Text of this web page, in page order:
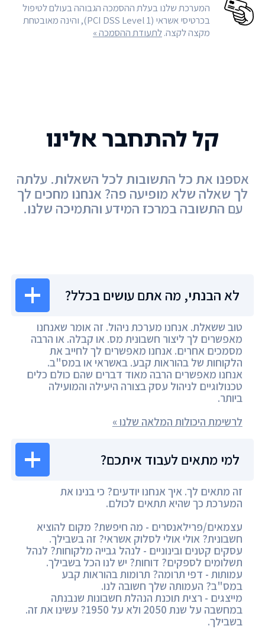
המערכת שלנו בעלת ההסמכה הגבוהה בעולם לטיפול
בכרטיסי אשראי (PCI DSS Level 1), והינה מאובטחת
מקצה לקצה.לתעודת ההסמכה »
לא הבנתי, מה אתם עושים בכלל?
טוב ששאלת. אנחנו מערכת ניהול. זה אומר שאנחנו
מאפשרים לך ליצור חשבונית מס. או קבלה. או הרבה
מסמכים אחרים. אנחנו מאפשרים לך לחייב את
הלקוחות של בהוראות קבע. באשראי או במס"ב.
אנחנו מאפשרים הרבה מאוד דברים שהם כולם כלים
טכנולוגיים לניהול עסק בצורה היעילה והמועילה
ביותר.
לרשימת היכולות המלאה שלנו »
למי מתאים לעבוד איתכם?
זה מתאים לך. איך אנחנו יודעים? כי בנינו את
המערכת כך שהיא תתאים לכולם.
עצמאים/פרילאנסרים - מה חיפשת? מקום להוציא
חשבונית? אולי אולי לסלוק אשראי? זה בשבילך.
עסקים קטנים ובינוניים - לנהל גבייה מלקוחות? לנהל
תשלומים לספקים? דוחות? יש לנו הכל בשבילך.
עמותות - דפי תרומה? תרומות בהוראות קבע
במס"ב? העמותה שלך חשובה לנו.
מייצגים - רצית תוכנת הנהלת חשבונות שנבנתה
במחשבה על שנת 2050 ולא על 1950? עשינו את זה.
בשבילך.
קל להתחבר אלינו
אספנו את כל התשובות לכל השאלות. עלתה
לך שאלה שלא מופיעה פה? אנחנו מחכים לך
עם התשובה במרכז המידע והתמיכה שלנו.